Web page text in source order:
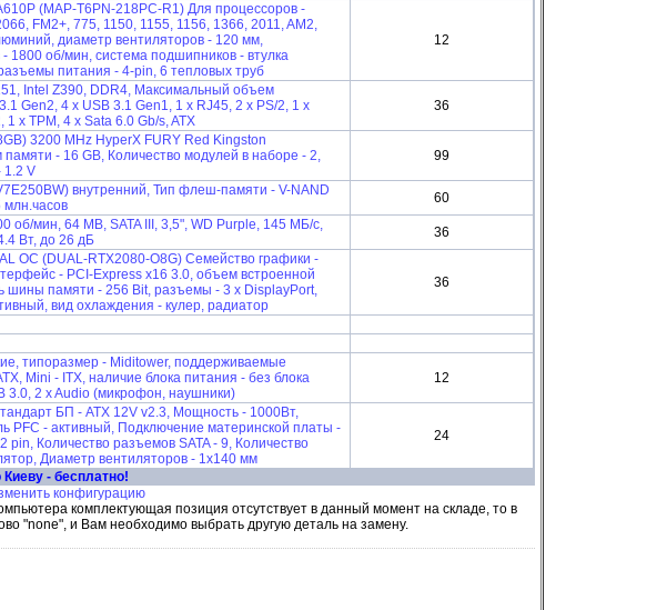
(MAP-T6PN-218PC-R1) Для процессоров -
FM2+, 775, 1150, 1155, 1156, 1366, 2011, AM2,
диаметр вентиляторов - 120 мм,
1800 об/мин, система подшипников - втулка
питания - 4-pin, 6 тепловых труб
12
Intel Z390, DDR4, Максимальный объем
Gen2, 4 x USB 3.1 Gen1, 1 x RJ45, 2 x PS/2, 1 x
x TPM, 4 x Sata 6.0 Gb/s, ATX
36
3200 MHz HyperX FURY Red Kingston
- 16 GB, Количество модулей в наборе - 2,
1.2 V
99
внутренний, Тип флеш-памяти - V-NAND
млн.часов
60
об/мин, 64 MB, SATA III, 3,5", WD Purple, 145 МБ/с,
Вт, до 26 дБ
36
OC (DUAL-RTX2080-O8G) Семейство графики -
- PCI-Express x16 3.0, объем встроенной
шины памяти - 256 Bit, разъемы - 3 x DisplayPort,
вид охлаждения - кулер, радиатор
36
типоразмер - Miditower, поддерживаемые
Mini - ITX, наличие блока питания - без блока
3.0, 2 x Audio (микрофон, наушники)
12
БП - ATX 12V v2.3, Мощность - 1000Вт,
PFC - активный, Подключение материнской платы -
Количество разъемов SATA - 9, Количество
Диаметр вентиляторов - 1x140 мм
24
Киеву - бесплатно!
конфигурацию
комплектующая позиция отсутствует в данный момент на складе, то в
"none", и Вам необходимо выбрать другую деталь на замену.